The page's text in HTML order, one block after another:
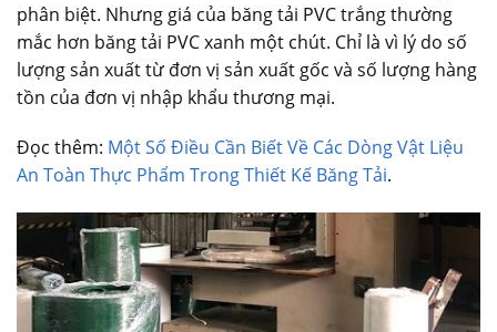
phân biệt. Nhưng giá của băng tải PVC trắng thường
mắc hơn băng tải PVC xanh một chút. Chỉ là vì lý do số
lượng sản xuất từ đơn vị sản xuất gốc và số lượng hàng
tồn của đơn vị nhập khẩu thương mại.
Đọc thêm: Một Số Điều Cần Biết Về Các Dòng Vật Liệu
An Toàn Thực Phẩm Trong Thiết Kế Băng Tải.